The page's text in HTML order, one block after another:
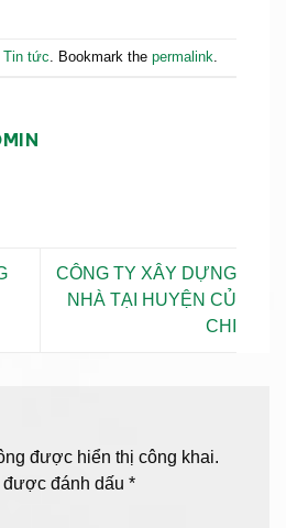
Tin tức . Bookmark the permalink
CÔNG TY XÂY DỰNG
NHÀ TẠI HUYỆN CỦ
CHI
được hiển thị công khai.
đánh dấu *